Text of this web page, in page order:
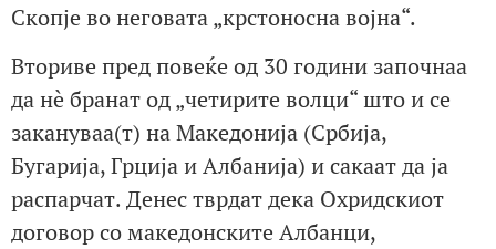
Скопје во неговата „крстоносна војна“.
Вториве пред повеќе од 30 години започнаа
да нè бранат од „четирите волци“ што и се
закануваа(т) на Македонија (Србија,
Бугарија, Грција и Албанија) и сакаат да ја
распарчат. Денес тврдат дека Охридскиот
договор со македонските Албанци,